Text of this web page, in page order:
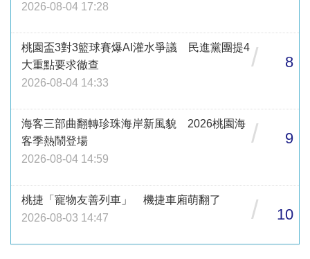
2026-08-04 17:28
桃園盃3對3籃球賽爆AI灌水爭議 民進黨團提4
大重點要求徹查
2026-08-04 14:33
/ 8
海客三部曲翻轉珍珠海岸新風貌 2026桃園海
客季熱鬧登場
2026-08-04 14:59
/ 9
桃捷「寵物友善列車」 機捷車廂萌翻了
2026-08-03 14:47
/ 10